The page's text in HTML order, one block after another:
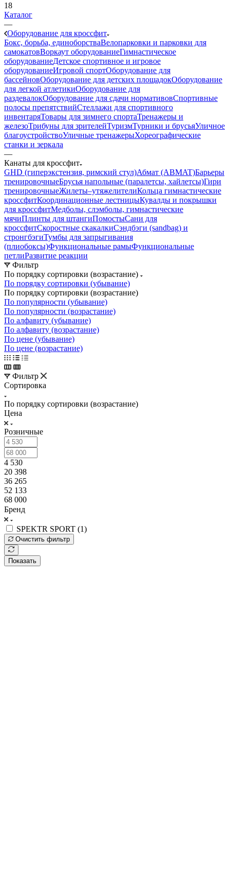
18
Каталог
—
Оборудование для кроссфит
Бокс, борьба, единоборстваВелопарковки и парковки для
самокатовВоркаут оборудованиеГимнастическое
оборудованиеДетское спортивное и игровое
оборудованиеИгровой спортОборудование для
бассейновОборудование для детских площадокОборудование
для легкой атлетикиОборудование для
раздевалокОборудование для сдачи нормативовСпортивные
полосы препятствийСтеллажи для спортивного
инвентаряТовары для зимнего спортаТренажеры и
железоТрибуны для зрителейТуризмТурники и брусьяУличное
благоустройствоУличные тренажерыХореографические
станки и зеркала
—
Канаты для кроссфит
GHD (гиперэкстензия, римский стул)Абмат (ABMAT)Барьеры
тренировочныеБрусья напольные (паралетсы, хайлетсы)Гири
тренировочныеЖилеты–утяжелителиКольца гимнастические
кроссфитКоординационные лестницыКувалды и покрышки
для кроссфитМедболы, слэмболы, гимнастические
мячиПлинты для штангиПомостыСани для
кроссфитСкоростные скакалкиСэндбэги (sandbag) и
стронгбэгиТумбы для запрыгивания
(плиобоксы)Функциональные рамыФункциональные
петлиРазвитие реакции
Фильтр
По порядку сортировки (возрастание)
По порядку сортировки (убывание)
По порядку сортировки (возрастание)
По популярности (убывание)
По популярности (возрастание)
По алфавиту (убывание)
По алфавиту (возрастание)
По цене (убывание)
По цене (возрастание)
Фильтр
Сортировка
По порядку сортировки (возрастание)
Цена
Розничные
4 530
20 398
36 265
52 133
68 000
Бренд
SPEKTR SPORT (1)
Очистить фильтр
Показать